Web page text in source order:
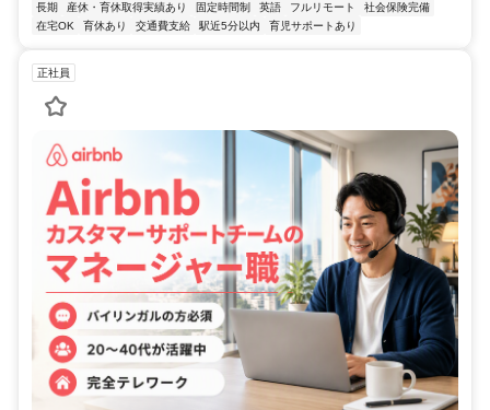
長期 産休・育休取得実績あり 固定時間制 英語 フルリモート
社会保険完備
在宅OK
育休あり 交通費支給 駅近5分以内 育児サポートあり
正社員